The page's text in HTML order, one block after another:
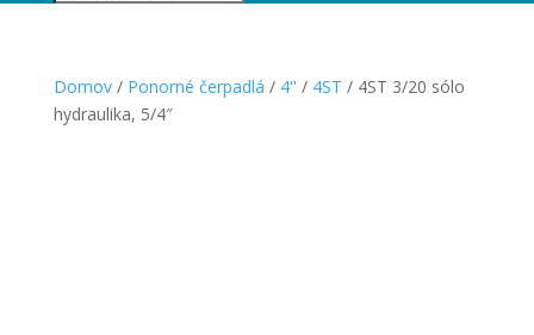
Domov/ Ponorné čerpadlá / 4'' / 4ST / 4ST 3/20 sólo
hydraulika, 5/4″